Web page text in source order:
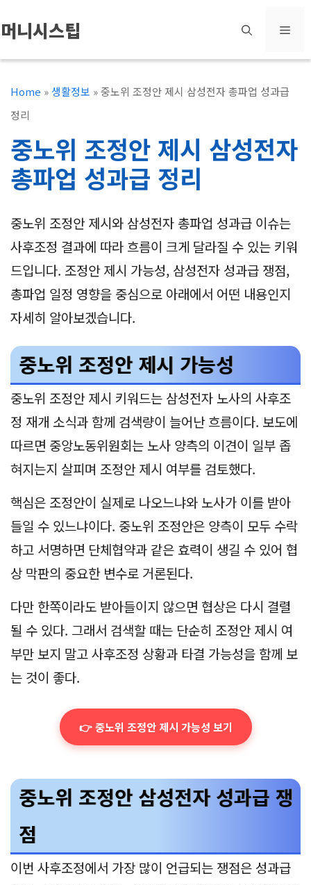
텐
츠
머니시스팁 메
Home »생활정보 »중노위 조정안 제시 삼성전자 총파업 성과급
정리
중노위 조정안 제시 삼성전자
총파업 성과급 정리
중노위 조정안 제시와 삼성전자 총파업 성과급 이슈는
사후조정 결과에 따라 흐름이 크게 달라질 수 있는 키워
드입니다. 조정안 제시 가능성, 삼성전자 성과급 쟁점,
총파업 일정 영향을 중심으로 아래에서 어떤 내용인지
자세히 알아보겠습니다.
중노위 조정안 제시 가능성
중노위 조정안 제시 키워드는 삼성전자 노사의 사후조
정 재개 소식과 함께 검색량이 늘어난 흐름이다. 보도에
따르면 중앙노동위원회는 노사 양측의 이견이 일부 좁
혀지는지 살피며 조정안 제시 여부를 검토했다.
핵심은 조정안이 실제로 나오느냐와 노사가 이를 받아
들일 수 있느냐이다. 중노위 조정안은 양측이 모두 수락
하고 서명하면 단체협약과 같은 효력이 생길 수 있어 협
상 막판의 중요한 변수로 거론된다.
다만 한쪽이라도 받아들이지 않으면 협상은 다시 결렬
될 수 있다. 그래서 검색할 때는 단순히 조정안 제시 여
부만 보지 말고 사후조정 상황과 타결 가능성을 함께 보
는 것이 좋다.
👉 중노위 조정안 제시 가능성 보기
중노위 조정안 삼성전자 성과급 쟁
점
이번 사후조정에서 가장 많이 언급되는 쟁점은 성과급